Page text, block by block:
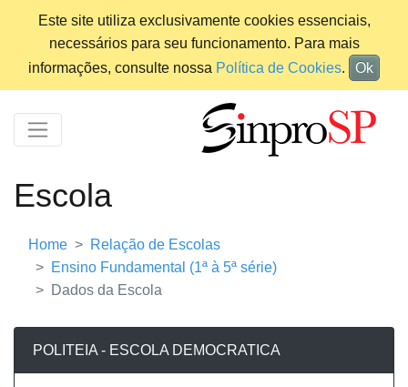
Este site utiliza exclusivamente cookies essenciais,
necessários para seu funcionamento. Para mais
informações, consulte nossa Política de Cookies. Ok
Escola
Home
Relação de Escolas
Ensino Fundamental (1ª à 5ª série)
Dados da Escola
POLITEIA - ESCOLA DEMOCRATICA